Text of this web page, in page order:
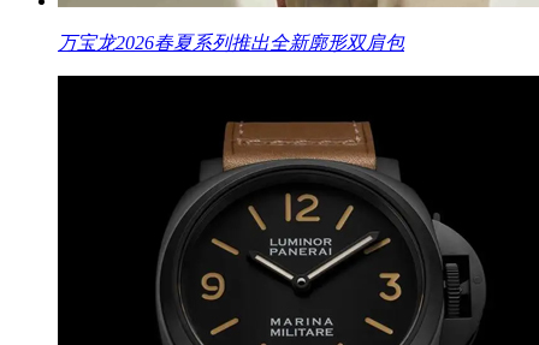
万宝龙2026春夏系列推出全新廓形双肩包